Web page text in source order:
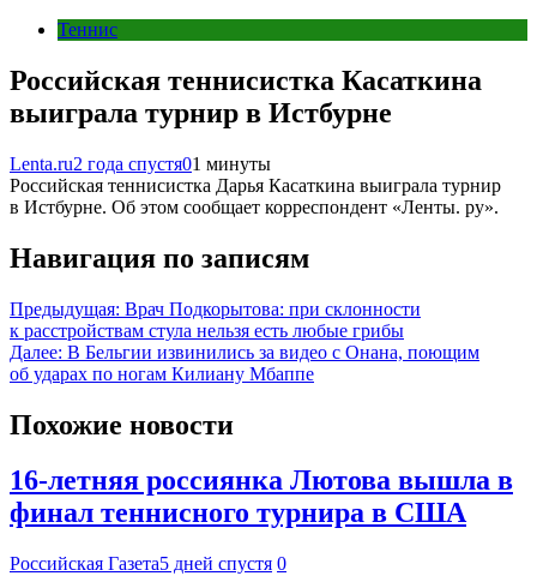
Теннис
Российская теннисистка Касаткина
выиграла турнир в Истбурне
Lenta.ru2 года спустя01 минуты
Российская теннисистка Дарья Касаткина выиграла турнир
в Истбурне. Об этом сообщает корреспондент «Ленты. ру».
Навигация по записям
Предыдущая: Врач Подкорытова: при склонности
к расстройствам стула нельзя есть любые грибы
Далее: В Бельгии извинились за видео с Онана, поющим
об ударах по ногам Килиану Мбаппе
Похожие новости
16-летняя россиянка Лютова вышла в
финал теннисного турнира в США
Российская Газета5 дней спустя 0